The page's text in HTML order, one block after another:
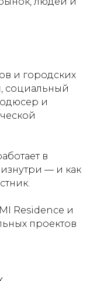
и городских
социальный
и
в
изнутри — и как
Residence и
проектов